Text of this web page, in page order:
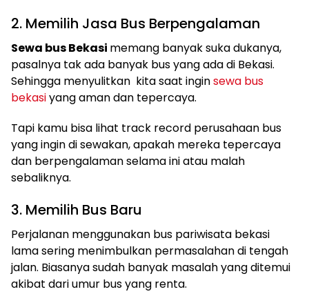
2. Memilih Jasa Bus Berpengalaman
Sewa bus Bekasi memang banyak suka dukanya,
pasalnya tak ada banyak bus yang ada di Bekasi.
Sehingga menyulitkan kita saat inginsewa bus
bekasiyang aman dan tepercaya.
Tapi kamu bisa lihat track record perusahaan bus
yang ingin di sewakan, apakah mereka tepercaya
dan berpengalaman selama ini atau malah
sebaliknya.
3. Memilih Bus Baru
Perjalanan menggunakan bus pariwisata bekasi
lama sering menimbulkan permasalahan di tengah
jalan. Biasanya sudah banyak masalah yang ditemui
akibat dari umur bus yang renta.